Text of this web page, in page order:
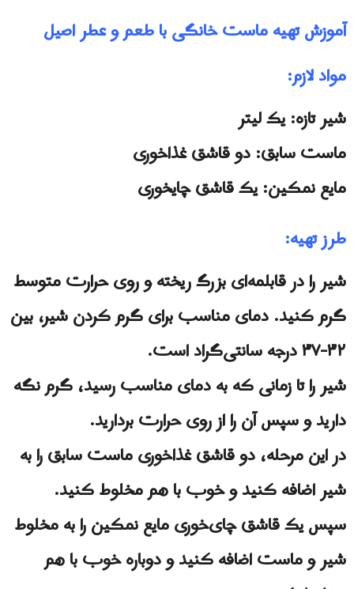
آموزش تهیه ماست خانگی با طعم و عطر اصیل
مواد لازم:
شیر تازه: یک لیتر
ماست سابق: دو قاشق غذاخوری
مایع نمکین: یک قاشق چایخوری
طرز تهیه:
شیر را در قابلمه‌ای بزرگ ریخته و روی حرارت متوسط
گرم کنید. دمای مناسب برای گرم کردن شیر، بین
۳۲-۳۷ درجه سانتی‌گراد است.
شیر را تا زمانی که به دمای مناسب رسید، گرم نگه
دارید و سپس آن را از روی حرارت بردارید.
در این مرحله، دو قاشق غذاخوری ماست سابق را به
شیر اضافه کنید و خوب با هم مخلوط کنید.
سپس یک قاشق چای‌خوری مایع نمکین را به مخلوط
شیر و ماست اضافه کنید و دوباره خوب با هم